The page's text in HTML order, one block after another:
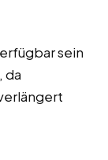
sein
da